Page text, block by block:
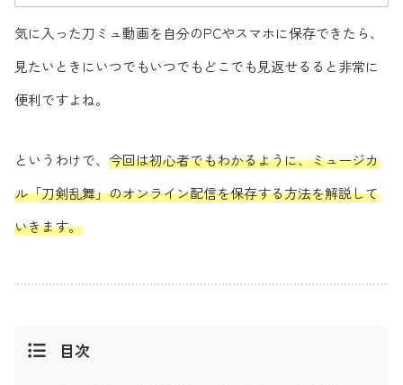
気に入った刀ミュ動画を自分のPCやスマホに保存できたら、
見たいときにいつでもいつでもどこでも見返せるると非常に
便利ですよね。
というわけで、 今回は初心者でもわかるように、ミュージカ
ル「刀剣乱舞」のオンライン配信を保存する方法を解説して
いきます。
目次